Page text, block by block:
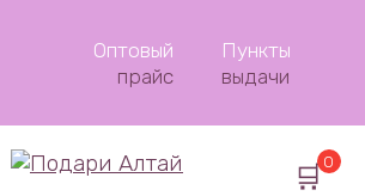
Оптовый
прайс
Пункты
выдачи
0